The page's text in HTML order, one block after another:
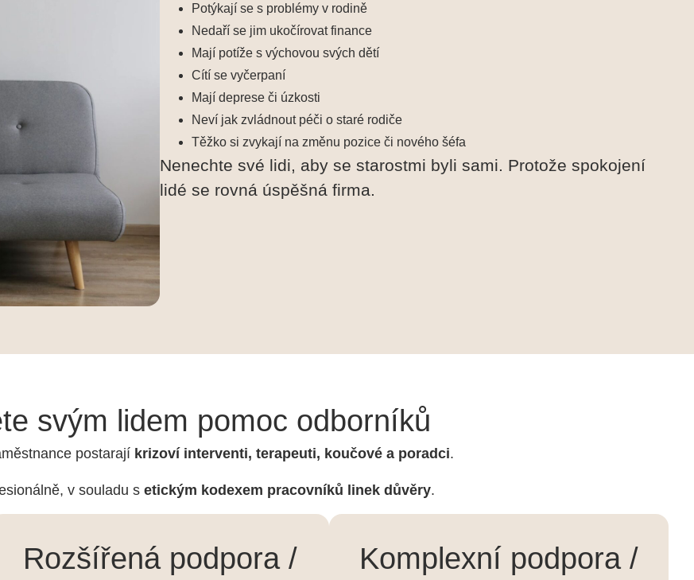
Potýkají se s problémy v rodině
Nedaří se jim ukočírovat finance
Mají potíže s výchovou svých dětí
Cítí se vyčerpaní
Mají deprese či úzkosti
Neví jak zvládnout péči o staré rodiče
Těžko si zvykají na změnu pozice či nového šéfa
Nenechte své lidi, aby se starostmi byli sami. Protože spokojení
lidé se rovná úspěšná firma.
svým lidem pomoc odborníků
postarají krizoví interventi, terapeuti, koučové a poradci.
v souladu s etickým kodexem pracovníků linek důvěry.
Rozšířená podpora /
Komplexní podpora /